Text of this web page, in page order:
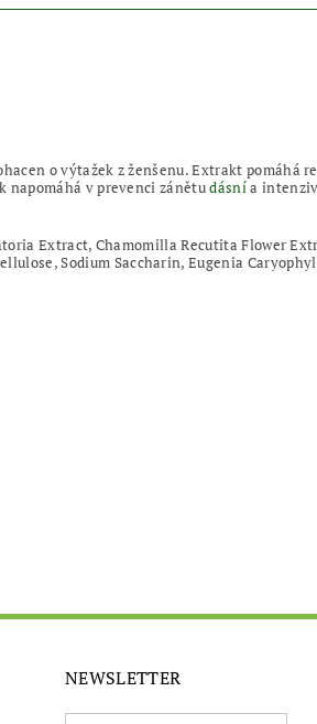
o výtažek z ženšenu. Extrakt pomáhá
napomáhá v prevenci zánětudásnía
Extract, Chamomilla Recutita Flower
Sodium Saccharin, Eugenia
NEWSLETTER